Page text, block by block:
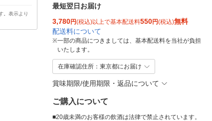
。表示より
最短翌日お届け
3,780円(税込)以上で基本配送料550円(税込)無料
配送料について
※一部の商品につきましては、基本配送料を当社が負担
いたします。
在庫確認住所：東京都にお届け
賞味期限/使用期限・返品について
ご購入について
■20歳未満のお客様の飲酒は法律で禁止されています。